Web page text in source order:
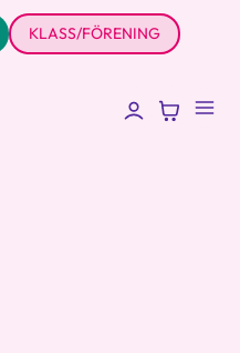
KLASS/FÖRENING